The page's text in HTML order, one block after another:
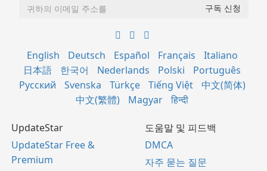
English Deutsch Español Français
Italiano
日本語
한국어 Nederlands Polski
Português
Русский
Svenska Türkçe Tiếng Việt
中文(简体)
中文(繁體)
Magyar हिन्दी
UpdateStar
UpdateStar Free &
Premium
도움말 및 피드백
DMCA
자주 묻는 질문